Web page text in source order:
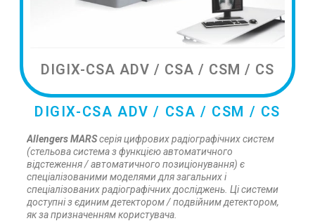
DIGIX-CSA ADV / CSA / CSM / CS
DIGIX-CSA ADV / CSA / CSM / CS
Allengers MARSсерія цифрових радіографічних систем
(стельова система з функцією автоматичного
відстеження / автоматичного позиціонування) є
спеціалізованими моделями для загальних і
спеціалізованих радіографічних досліджень. Ці системи
доступні з єдиним детектором / подвійним детектором,
як за призначенням користувача.